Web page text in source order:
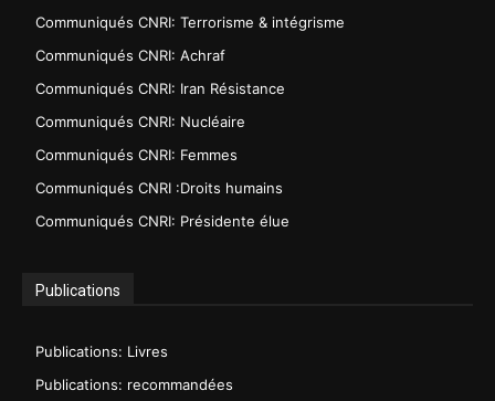
Communiqués CNRI: Terrorisme & intégrisme
Communiqués CNRI: Achraf
Communiqués CNRI: Iran Résistance
Communiqués CNRI: Nucléaire
Communiqués CNRI: Femmes
Communiqués CNRI :Droits humains
Communiqués CNRI: Présidente élue
Publications
Publications: Livres
Publications: recommandées